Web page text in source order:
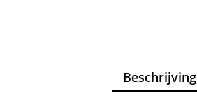
Beschrijving